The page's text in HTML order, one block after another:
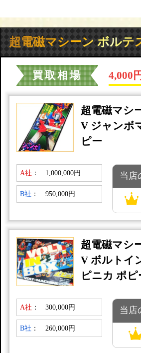
超電磁マシーン ボルテ
買取相場 4,000
超電磁マシ
V ジャンボ
ピー
A社 ： 1,000,000円
B社 ： 950,000円
当店
超電磁マシ
V ボルトイ
ピニカ ポピ
A社 ： 300,000円
B社 ： 260,000円
当店